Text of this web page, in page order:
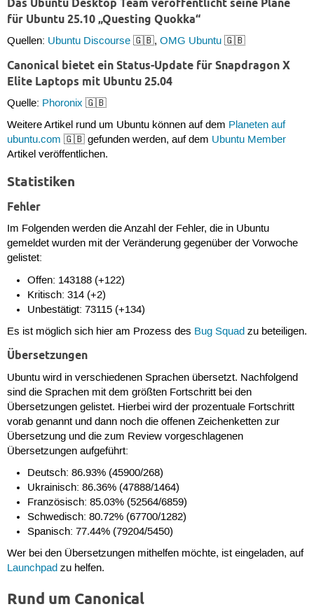
Das Ubuntu Desktop Team veröffentlicht seine Pläne
für Ubuntu 25.10 „Questing Quokka“
Quellen: Ubuntu Discourse🇬🇧, OMG Ubuntu🇬🇧
Canonical bietet ein Status-Update für Snapdragon X
Elite Laptops mit Ubuntu 25.04
Quelle: Phoronix 🇬🇧
Weitere Artikel rund um Ubuntu können auf dem Planeten auf
ubuntu.com 🇬🇧 gefunden werden, auf dem Ubuntu Member
Artikel veröffentlichen.
Statistiken
Fehler
Im Folgenden werden die Anzahl der Fehler, die in Ubuntu
gemeldet wurden mit der Veränderung gegenüber der Vorwoche
gelistet:
Offen: 143188 (+122)
Kritisch: 314 (+2)
Unbestätigt: 73115 (+134)
Es ist möglich sich hier am Prozess des Bug Squadzu beteiligen.
Übersetzungen
Ubuntu wird in verschiedenen Sprachen übersetzt. Nachfolgend
sind die Sprachen mit dem größten Fortschritt bei den
Übersetzungen gelistet. Hierbei wird der prozentuale Fortschritt
vorab genannt und dann noch die offenen Zeichenketten zur
Übersetzung und die zum Review vorgeschlagenen
Übersetzungen aufgeführt:
Deutsch: 86.93% (45900/268)
Ukrainisch: 86.36% (47888/1464)
Französisch: 85.03% (52564/6859)
Schwedisch: 80.72% (67700/1282)
Spanisch: 77.44% (79204/5450)
Wer bei den Übersetzungen mithelfen möchte, ist eingeladen, auf
Launchpadzu helfen.
Rund um Canonical